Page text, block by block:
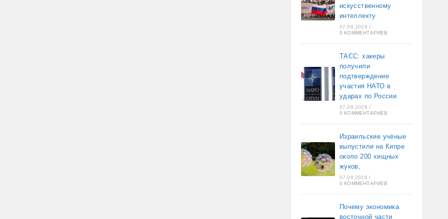
искусственному
интеллекту
07.08.2026 /
0 КОММЕНТАРИЕВ
ТАСС: хакеры
получили
подтверждение
участия НАТО в
ударах по России
07.08.2026 /
0 КОММЕНТАРИЕВ
Израильские учёные
выпустили на Кипре
около 200 хищных
жуков,
07.08.2026 /
0 КОММЕНТАРИЕВ
Почему экономика
восточной части